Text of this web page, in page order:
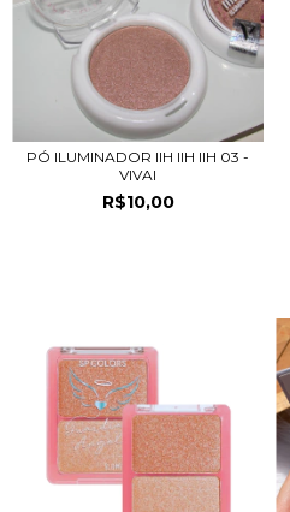
PÓ ILUMINADOR IIH IIH IIH 03 -
VIVAI
R$10,00